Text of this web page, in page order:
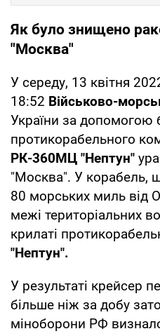
Як було знищено
"Москва"
У середу, 13 квітня
18:52 Військово-
України за допомогою
протикорабельного
РК-360МЦ "Нептун"
"Москва". У корабель,
80 морських миль від
межі територіальних
крилаті
"Нептун".
У результаті крейсер
більше ніж за добу
міноборони РФ